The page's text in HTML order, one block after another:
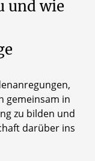
und wie
gemeinsam in
zu bilden und
darüber ins